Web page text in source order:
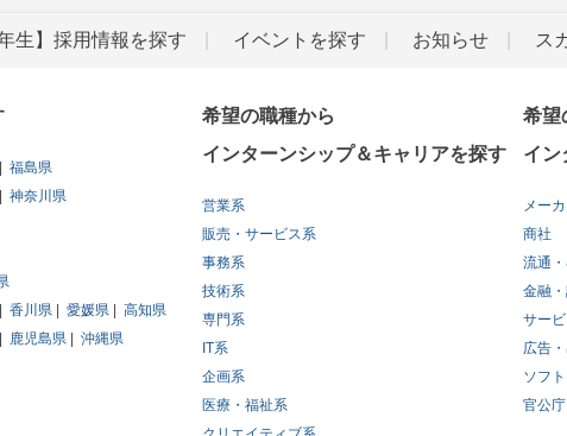
年生】採用情報を探す イベントを探す お知らせ ス
福島県
神奈川県
香川県 愛媛県
高知県
鹿児島県
沖縄県
希望の職種から
インターンシップ＆キャリアを探す
営業系
販売・サービス系
事務系
技術系
専門系
IT系
企画系
医療・福祉系
希望
イン
メー
商社
流通
金融
サー
広告
ソフ
官公